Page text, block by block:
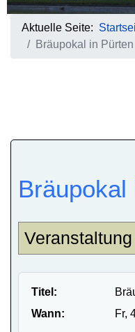
Aktuelle Seite:
Bräupokal in Pürten
Bräupokal
Titel:
Wann:
Fr,